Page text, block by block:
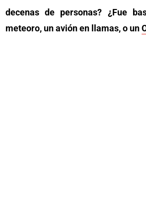
decenas de personas? ¿Fue
meteoro, un avión en llamas, o un